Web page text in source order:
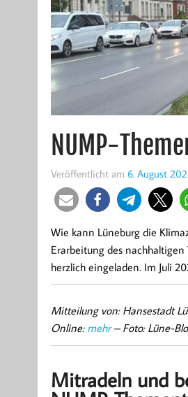
NUMP-
Veröffentlicht am 6. August
Wie kann Lüneburg die
Erarbeitung des
herzlich eingeladen. Im Juli
Mitteilung von: Hansestadt
Online: mehr– Foto: Lüne-
Mitradeln und